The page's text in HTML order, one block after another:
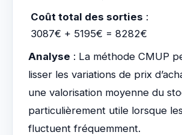
Coût total des sorties :
3087€ + 5195€ = 8282€
Analyse : La méthode CMUP
lisser les variations de prix
une valorisation moyenne du
particulièrement utile lorsque
fluctuent fréquemment.